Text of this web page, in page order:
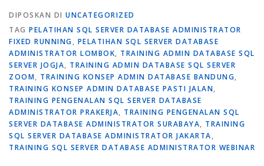
DIPOSKAN DI UNCATEGORIZED
TAG PELATIHAN SQL SERVER DATABASE ADMINISTRATOR
FIXED RUNNING, PELATIHAN SQL SERVER DATABASE
ADMINISTRATOR LOMBOK, TRAINING ADMIN DATABASE SQL
SERVER JOGJA, TRAINING ADMIN DATABASE SQL SERVER
ZOOM, TRAINING KONSEP ADMIN DATABASE BANDUNG,
TRAINING KONSEP ADMIN DATABASE PASTI JALAN,
TRAINING PENGENALAN SQL SERVER DATABASE
ADMINISTRATOR PRAKERJA, TRAINING PENGENALAN SQL
SERVER DATABASE ADMINISTRATOR SURABAYA, TRAINING
SQL SERVER DATABASE ADMINISTRATOR JAKARTA,
TRAINING SQL SERVER DATABASE ADMINISTRATOR WEBINAR